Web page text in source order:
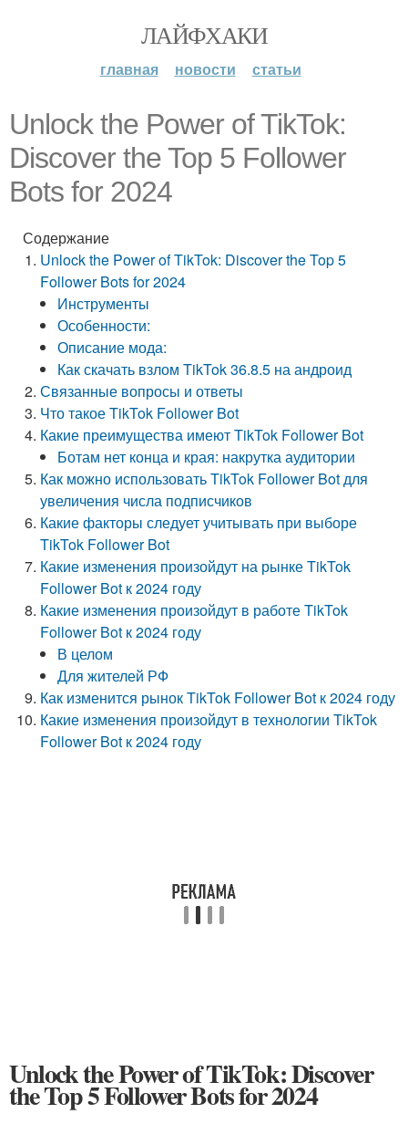
ЛАЙФХАКИ
главная новости статьи
Unlock the Power of TikTok:
Discover the Top 5 Follower
Bots for 2024
Содержание
Unlock the Power of TikTok: Discover the Top 5
Follower Bots for 2024
Инструменты
Особенности:
Описание мода:
Как скачать взлом TikTok 36.8.5 на андроид
Связанные вопросы и ответы
Что такое TikTok Follower Bot
Какие преимущества имеют TikTok Follower Bot
Ботам нет конца и края: накрутка аудитории
Как можно использовать TikTok Follower Bot для
увеличения числа подписчиков
Какие факторы следует учитывать при выборе
TikTok Follower Bot
Какие изменения произойдут на рынке TikTok
Follower Bot к 2024 году
Какие изменения произойдут в работе TikTok
Follower Bot к 2024 году
В целом
Для жителей РФ
Как изменится рынок TikTok Follower Bot к 2024 году
Какие изменения произойдут в технологии TikTok
Follower Bot к 2024 году
Unlock the Power of TikTok: Discover
the Top 5 Follower Bots for 2024